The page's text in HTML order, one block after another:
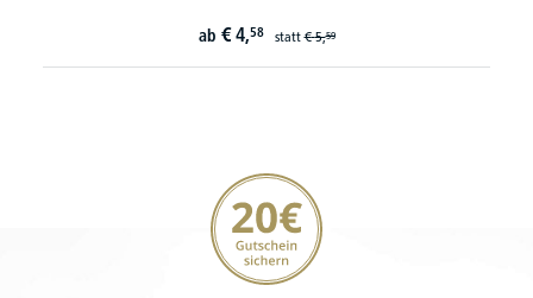
ab € 4,58 statt€ 5,59
20€ Gutschein sichern